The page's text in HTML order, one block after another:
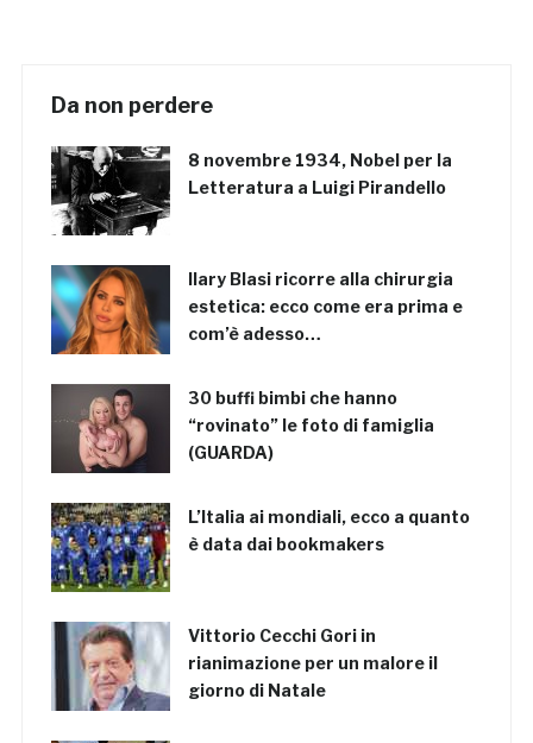
Da non perdere
8 novembre 1934, Nobel per la
Letteratura a Luigi Pirandello
Ilary Blasi ricorre alla chirurgia
estetica: ecco come era prima e
com’è adesso…
30 buffi bimbi che hanno
“rovinato” le foto di famiglia
(GUARDA)
L’Italia ai mondiali, ecco a quanto
è data dai bookmakers
Vittorio Cecchi Gori in
rianimazione per un malore il
giorno di Natale